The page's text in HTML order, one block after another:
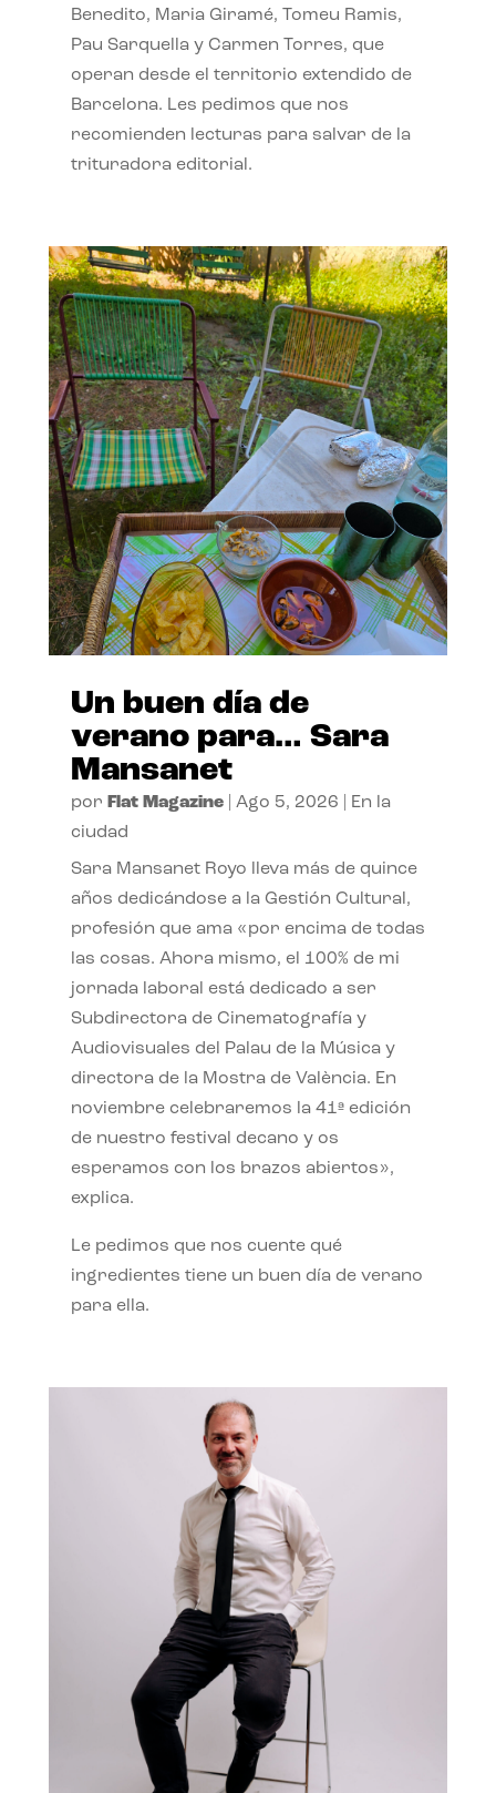
Benedito, Maria Giramé, Tomeu Ramis,
Pau Sarquella y Carmen Torres, que
operan desde el territorio extendido de
Barcelona. Les pedimos que nos
recomienden lecturas para salvar de la
trituradora editorial.
Un buen día de
verano para… Sara
Mansanet
por Flat Magazine| Ago 5, 2026
En la
ciudad
Sara Mansanet Royo lleva más de quince
años dedicándose a la Gestión Cultural,
profesión que ama «por encima de todas
las cosas. Ahora mismo, el 100% de mi
jornada laboral está dedicado a ser
Subdirectora de Cinematografía y
Audiovisuales del Palau de la Música y
directora de la Mostra de València. En
noviembre celebraremos la 41ª edición
de nuestro festival decano y os
esperamos con los brazos abiertos»,
explica.
Le pedimos que nos cuente qué
ingredientes tiene un buen día de verano
para ella.